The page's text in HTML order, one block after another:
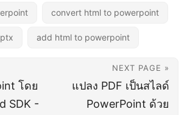
convert html to powerpoint
add html to powerpoint
โดย
SDK -
NEXT PAGE »
แปลง PDF เป็นสไลด์
PowerPoint ด้วย